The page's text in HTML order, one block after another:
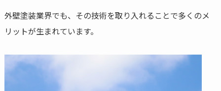
外壁塗装業界でも、その技術を取り入れることで多くのメ
リットが生まれています。